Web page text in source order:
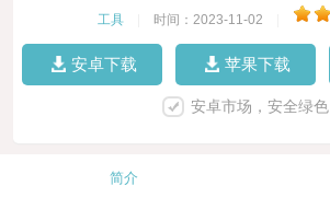
工具 时间：2023-11-02
安卓下载 苹果下载
安卓市场，安全绿色
简介